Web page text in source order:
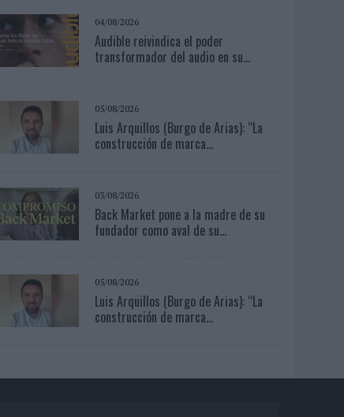
04/08/2026
Audible reivindica el poder
transformador del audio en su...
05/08/2026
Luis Arquillos (Burgo de Arias): “La
construcción de marca...
03/08/2026
Back Market pone a la madre de su
fundador como aval de su...
05/08/2026
Luis Arquillos (Burgo de Arias): “La
construcción de marca...